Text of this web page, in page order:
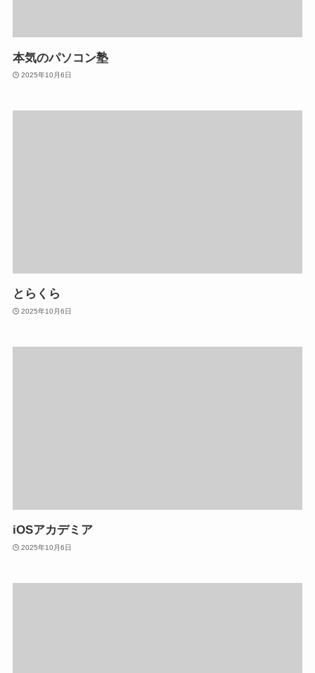
本気のパソコン塾
2025年10月6日
とらくら
2025年10月6日
iOSアカデミア
2025年10月6日